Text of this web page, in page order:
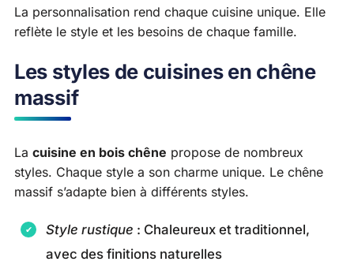
La personnalisation rend chaque cuisine unique. Elle
reflète le style et les besoins de chaque famille.
Les styles de cuisines en chêne
massif
La cuisine en bois chêne propose de nombreux
styles. Chaque style a son charme unique. Le chêne
massif s’adapte bien à différents styles.
Style rustique : Chaleureux et traditionnel,
avec des finitions naturelles